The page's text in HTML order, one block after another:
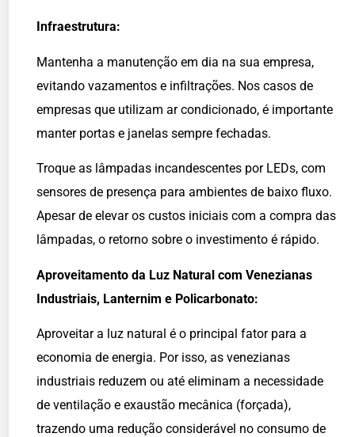
Infraestrutura:
Mantenha a manutenção em dia na sua empresa,
evitando vazamentos e infiltrações. Nos casos de
empresas que utilizam ar condicionado, é importante
manter portas e janelas sempre fechadas.
Troque as lâmpadas incandescentes por LEDs, com
sensores de presença para ambientes de baixo fluxo.
Apesar de elevar os custos iniciais com a compra das
lâmpadas, o retorno sobre o investimento é rápido.
Aproveitamento da Luz Natural com Venezianas
Industriais, Lanternim e Policarbonato:
Aproveitar a luz natural é o principal fator para a
economia de energia. Por isso, as venezianas
industriais reduzem ou até eliminam a necessidade
de ventilação e exaustão mecânica (forçada),
trazendo uma redução considerável no consumo de